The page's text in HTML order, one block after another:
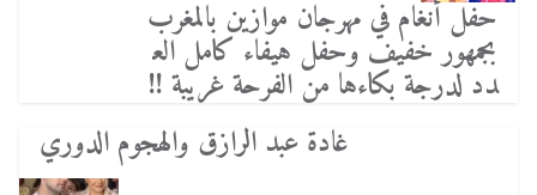
حفل أنغام في مهرجان موازين بالمغرب
بجمهور خفيف وحفل هيفاء كامل الع
دد لدرجة بكاءها من الفرحة غريبة !!
غادة عبد الرازق والهجوم الدوري